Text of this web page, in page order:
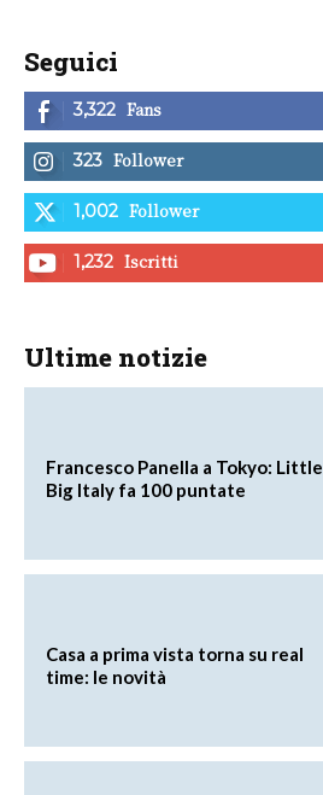
Seguici
3,322 Fans
323 Follower
1,002 Follower
1,232 Iscritti
Ultime notizie
Francesco Panella a Tokyo: Little
Big Italy fa 100 puntate
Casa a prima vista torna su real
time: le novità